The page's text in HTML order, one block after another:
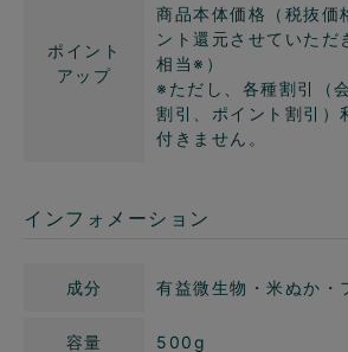
ポイント
アップ
商品本体価格（税抜価
ント還元させていた
相当※）
※ただし、各種割引（
割引、ポイント割引）
付きません。
インフォメーション
成分 有益微生物・米ぬか・
容量 500g